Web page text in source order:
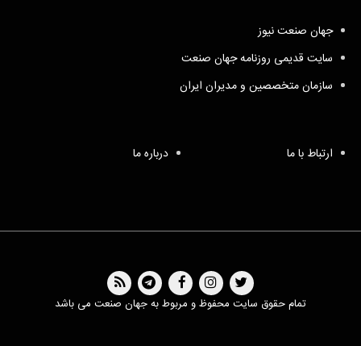
جهان صنعت نیوز
سایت قدیمی روزنامه جهان صنعت
سازمان متخصصین و مدیران ایران
ارتباط با ما درباره ما
تمام حقوق سایت محفوظ و مربوط به جهان صنعت می باشد